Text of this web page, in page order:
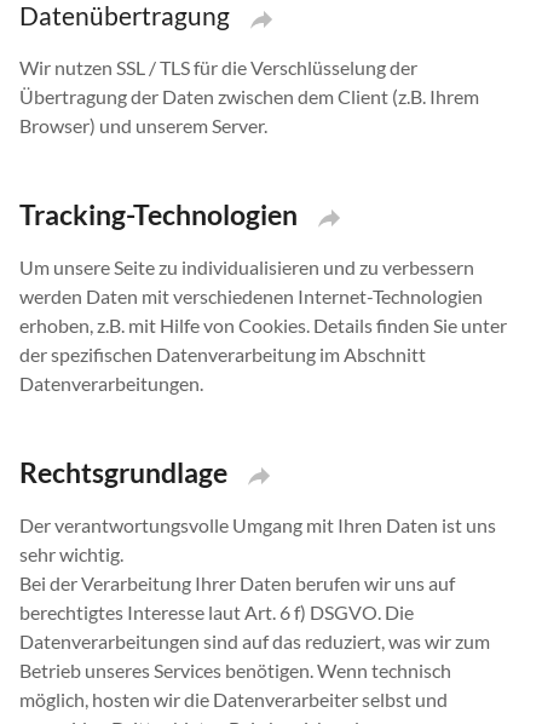
Datenübertragung
Wir nutzen SSL / TLS für die Verschlüsselung der
Übertragung der Daten zwischen dem Client (z.B. Ihrem
Browser) und unserem Server.
Tracking-Technologien
Um unsere Seite zu individualisieren und zu verbessern
werden Daten mit verschiedenen Internet-Technologien
erhoben, z.B. mit Hilfe von Cookies. Details finden Sie unter
der spezifischen Datenverarbeitung im Abschnitt
Datenverarbeitungen.
Rechtsgrundlage
Der verantwortungsvolle Umgang mit Ihren Daten ist uns
sehr wichtig.
Bei der Verarbeitung Ihrer Daten berufen wir uns auf
berechtigtes Interesse laut Art. 6 f) DSGVO. Die
Datenverarbeitungen sind auf das reduziert, was wir zum
Betrieb unseres Services benötigen. Wenn technisch
möglich, hosten wir die Datenverarbeiter selbst und